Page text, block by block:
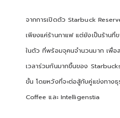
จากการเปิดตัว Starbuck
เพียงแค่ร้านกาแฟ แต่ยังเป็นร้านที่
ในตัว ที่พร้อมจุคนจำนวนมาก เพื่อ
เวลาร่วมกันมากขึ้นของ
ขั้น โดยหวังที่จะต่อสู้กับคู่แข่งทาง
Coffee และ Intelligenstia